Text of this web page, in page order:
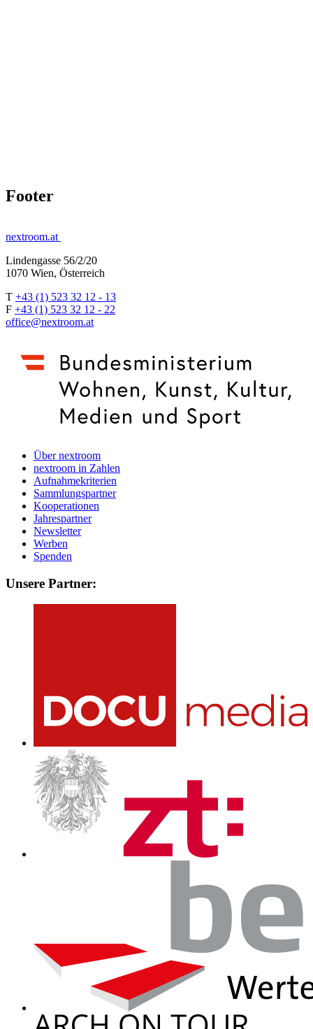
Footer
nextroom.at
Lindengasse 56/2/20
1070 Wien, Österreich
T +43 (1) 523 32 12 - 13
F +43 (1) 523 32 12 - 22
office@nextroom.at
Über nextroom
nextroom in Zahlen
Aufnahmekriterien
Sammlungspartner
Kooperationen
Jahrespartner
Newsletter
Werben
Spenden
Unsere Partner: